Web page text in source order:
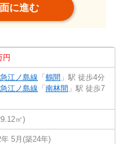
に進む
円
江ノ島線 「鶴間 」駅 徒歩4分
江ノ島線 「南林間 」駅 徒歩7
㎡)
年 5月(築24年)